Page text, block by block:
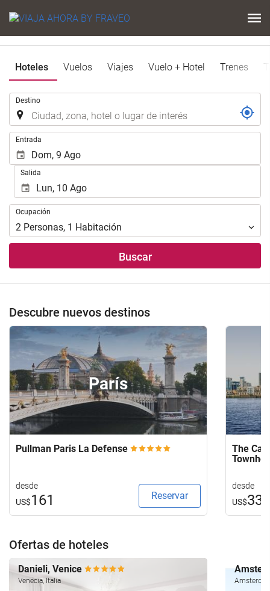
Hoteles Vuelos Viajes Vuelo + Hotel Trenes
Introduzca
lugar
de
destino
en
que
realizar
búsqueda
de
Destino
Introduzca
las
fechas
inicio
fin
para
realizar
Entrada
Salida
Ocupación
Ocupación
2 Personas, 1 Habitación
Buscar
Descubre nuevos destinos
París
Pullman Paris La Defense
desde
US$161 Reservar
The
desde
US$332
Ofertas de hoteles
Danieli, Venice
Venecia, Italia